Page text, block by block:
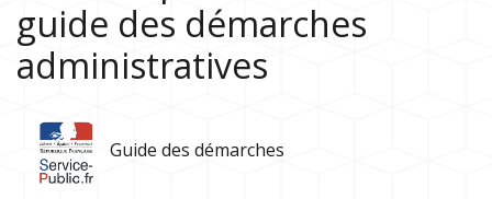
guide des démarches
administratives
Guide des démarches